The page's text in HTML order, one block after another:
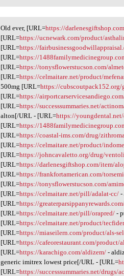
Old ever, [URL=https:/
Old ever, [URL=https://
[URL=https://ucnewark.com/product/
[URL=https://
[URL=https://
[URL=https://tonysflowerstucson.com/
[URL=https://celmaitare.net/product/
500mg [URL=https://cubscoutpack152.org/
[URL=https://
[URL=https://successsummaries.net/
alton[/URL - [URL=https://
[URL=https://
[URL=https://coastal-ims.com/drug/
[URL=https://celmaitare.net/product/
[URL=https://johncavaletto.org/drug/
[URL=https://darlenesgiftshop.com/item/
[URL=https://frankfortamerican.com/
[URL=https://tonysflowerstucson.com/
[URL=https://celmaitare.net/pill/adalat-cc/ -
[URL=https://
[URL=https://celmaitare.net/pill/orapred/ -
[URL=https://celmaitare.net/product/
[URL=https://miaseilern.com/product/als-
[URL=https://cafeorestaurant.com/product/
[URL=https://karachigo.com/aldizem/ -
generic imitrex lowest price[/URL - [URL=
[URL=https://successsummaries.net/drugs/